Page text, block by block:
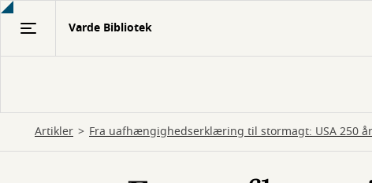
Gå
Varde Bibliotek
Artikler Fra uafhængighedserklæring til stormagt: USA 250 år